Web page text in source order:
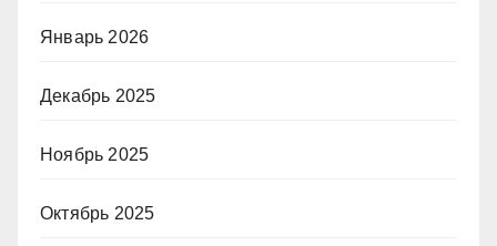
Январь 2026
Декабрь 2025
Ноябрь 2025
Октябрь 2025